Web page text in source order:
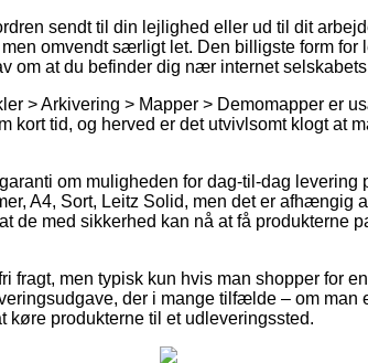
sendt til din lejlighed eller ud til dit
omvendt særligt let. Den billigste form
om at du befinder dig nær internet
> Arkivering > Mapper > Demomapper er
kort tid, og herved er det utvivlsomt klogt at
om muligheden for dag-til-dag levering
A4, Sort, Leitz Solid, men det er afhængig
de med sikkerhed kan nå at få produkterne
fragt, men typisk kun hvis man shopper for
der i mange tilfælde – om
produkterne til et udleveringssted.